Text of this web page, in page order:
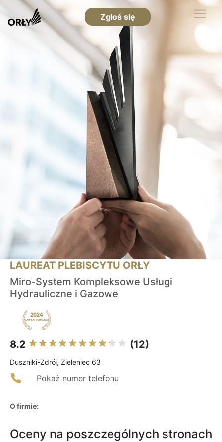
Zgłoś się
LAUREAT PLEBISCYTU ORŁY
Miro-System Kompleksowe Usługi
Hydrauliczne i Gazowe
8.2 (12)
Duszniki-Zdrój, Zieleniec 63
Pokaż numer telefonu
O firmie:
Oceny na poszczególnych stronach